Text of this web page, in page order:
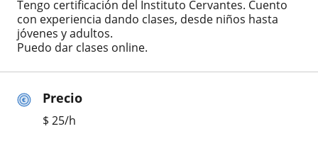
Precio
$ 25/h
Tengo certificación del Instituto Cervantes. Cuento
con experiencia dando clases, desde niños hasta
jóvenes y adultos.
Puedo dar clases online.